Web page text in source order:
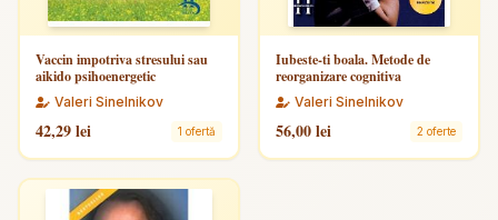
Vaccin impotriva stresului sau
aikido psihoenergetic
Valeri Sinelnikov
42,29 lei 1 ofertă
Iubeste-ti boala. Metode de
reorganizare cognitiva
Valeri Sinelnikov
56,00 lei 2 oferte